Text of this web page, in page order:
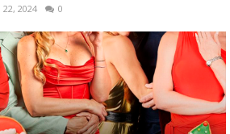
2024 0